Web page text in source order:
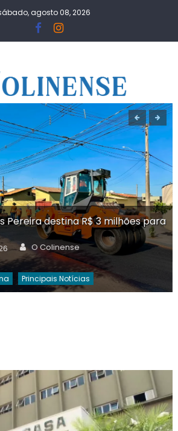
agosto 08, 2026
Pereira destina R$ 3 milhões para
Author
O Colinense
Principais Notícias